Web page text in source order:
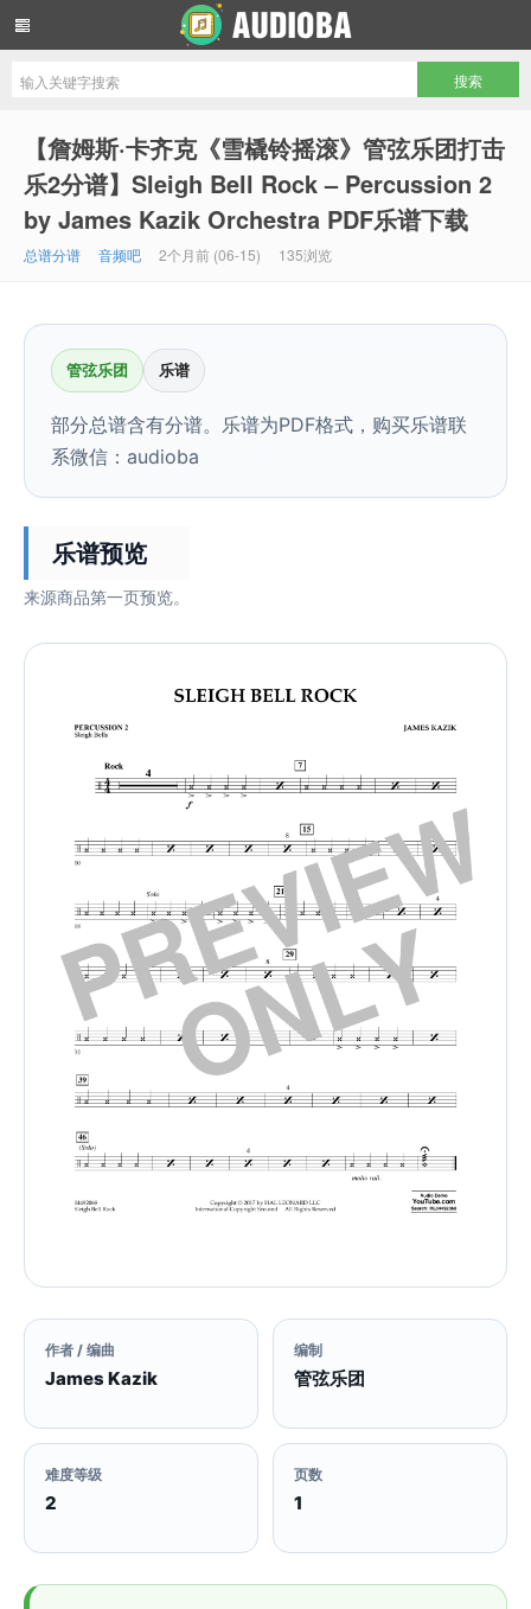
【詹姆斯·卡齐克《雪橇铃摇滚》管弦乐团打击
乐2分谱】Sleigh Bell Rock – Percussion 2
by James Kazik Orchestra PDF乐谱下载
总谱分谱 音频吧 2个月前 (06-15) 135浏览
管弦乐团 乐谱
部分总谱含有分谱。乐谱为PDF格式，购买乐谱联
系微信：audioba
乐谱预览
来源商品第一页预览。
作者 / 编曲
James Kazik
编制
管弦乐团
难度等级
2
页数
1